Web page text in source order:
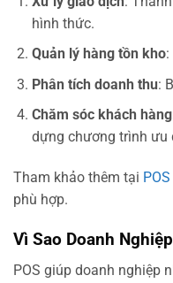
hình thức.
Quản lý hàng tồn kho:
Phân tích doanh thu:
Chăm sóc khách hàng
dựng chương trình ưu
Tham khảo thêm tại
phù hợp.
Vì Sao Doanh
POS giúp doanh nghiệp